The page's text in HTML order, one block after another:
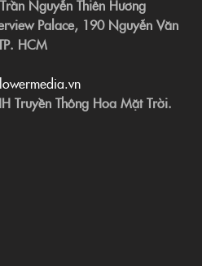
Trần Nguyễn Thiên Hương
Palace, 190 Nguyễn Văn
HCM
Truyền Thông Hoa Mặt Trời.